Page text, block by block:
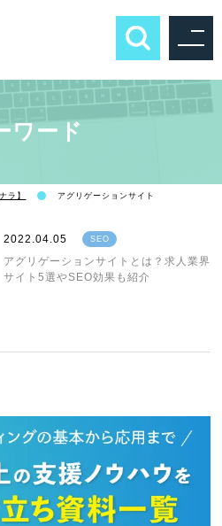
ワード
ラ】 アグリゲーションサイト
2022.04.05 SEO
アグリゲーションサイトとは？求人業界
サイト5選やSEO効果も紹介